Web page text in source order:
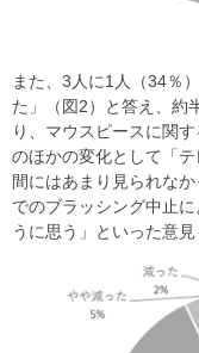
また、3人に1人（34％
た」（図2）と答え、約
り、マウスピースに関
のほかの変化として「
間にはあまり見られな
でのブラッシング中止
うに思う」といった意見